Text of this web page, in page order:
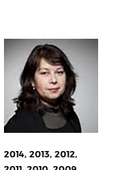
2014, 2013, 2012,